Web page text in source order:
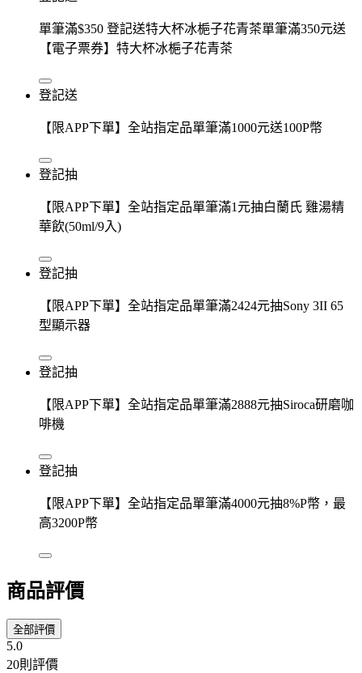
單筆滿$350 登記送特大杯冰梔子花青茶單筆滿350元送
【電子票券】特大杯冰梔子花青茶
登記送
【限APP下單】全站指定品單筆滿1000元送100P幣
登記抽
【限APP下單】全站指定品單筆滿1元抽白蘭氏 雞湯精
華飲(50ml/9入)
登記抽
【限APP下單】全站指定品單筆滿2424元抽Sony 3II 65
型顯示器
登記抽
【限APP下單】全站指定品單筆滿2888元抽Siroca研磨咖
啡機
登記抽
【限APP下單】全站指定品單筆滿4000元抽8%P幣，最
高3200P幣
商品評價
全部評價
5.0
20則評價